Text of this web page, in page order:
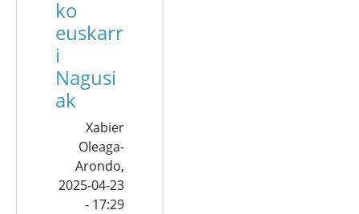
ko
euskarr
i
Nagusi
ak
Xabier
Oleaga-
Arondo,
2025-04-23
- 17:29